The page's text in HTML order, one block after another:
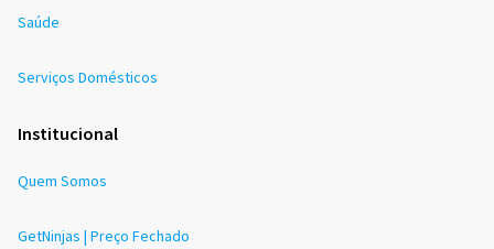
Saúde
Serviços Domésticos
Institucional
Quem Somos
GetNinjas | Preço Fechado